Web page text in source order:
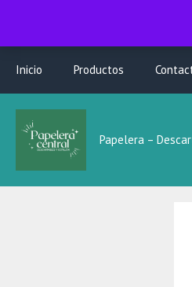
contenido
Inicio Productos
Papelera –